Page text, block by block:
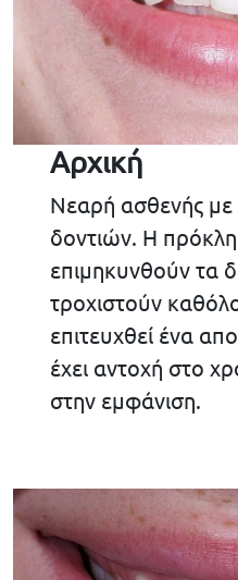
Αρχική
Νεαρή ασθενής
δοντιών. Η
επιμηκυνθούν τα
τροχιστούν
επιτευχθεί ένα
έχει αντοχή στο
στην εμφάνιση.